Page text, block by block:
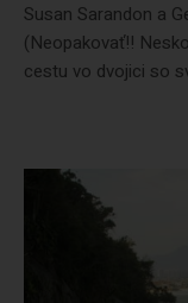
Susan Sarandon a
(Neopakovať!!
cestu vo dvojici so